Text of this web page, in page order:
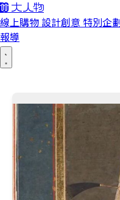
線上購物 設計創意 特別企
報導